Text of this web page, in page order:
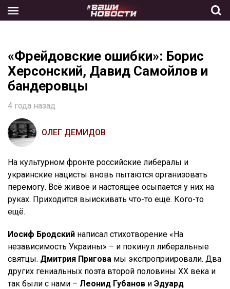
the
«Фрейдовские ошибки»: Борис
Херсонский, Давид Самойлов и
бандеровцы
4 года назад
ОЛЕГ ДЕМИДОВ
На культурном фронте российские либералы и
украинские нацисты вновь пытаются организовать
перемогу. Всё живое и настоящее осыпается у них на
руках. Приходится выискивать что-то ещё. Кого-то
ещё.
Иосиф Бродский написал стихотворение «На
независимость Украины» – и покинул либеральные
святцы. Дмитрия Пригова мы экспроприировали. Два
других гениальных поэта второй половины ХХ века и
так были с нами – Леонид Губанов и Эдуард